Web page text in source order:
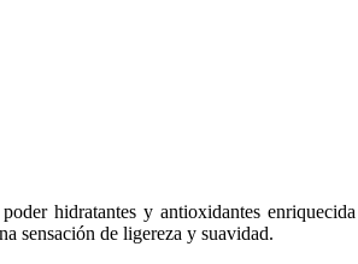
hidratantes y antioxidantes
sensación de ligereza y suavidad.